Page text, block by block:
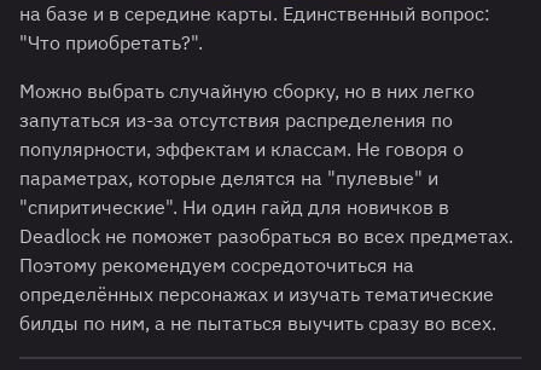
на базе и в середине карты. Единственный вопрос:
"Что приобретать?".
Можно выбрать случайную сборку, но в них легко
запутаться из-за отсутствия распределения по
популярности, эффектам и классам. Не говоря о
параметрах, которые делятся на "пулевые" и
"спиритические". Ни один гайд для новичков в
Deadlock не поможет разобраться во всех предметах.
Поэтому рекомендуем сосредоточиться на
определённых персонажах и изучать тематические
билды по ним, а не пытаться выучить сразу во всех.